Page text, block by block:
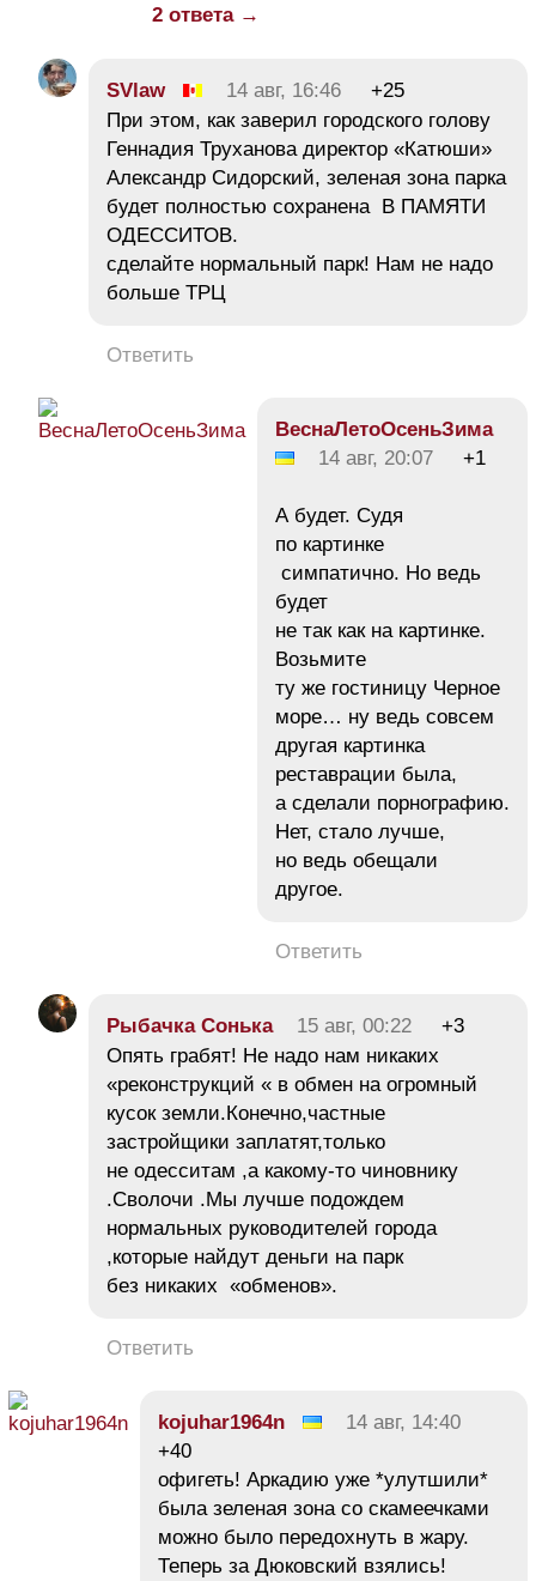
2 ответа →
SVlaw 14 авг, 16:46
+25
При этом, как заверил городского голову
Геннадия Труханова директор «Катюши»
Александр Сидорский, зеленая зона парка
будет полностью сохранена В ПАМЯТИ
ОДЕССИТОВ.
сделайте нормальный парк! Нам не надо
больше ТРЦ
Ответить
ВеснаЛетоОсеньЗима
14 авг, 20:07
+1
А будет. Судя
по картинке
симпатично. Но ведь
будет
не так как на картинке.
Возьмите
ту же гостиницу Черное
море… ну ведь совсем
другая картинка
реставрации была,
а сделали порнографию.
Нет, стало лучше,
но ведь обещали
другое.
Ответить
Рыбачка Сонька 15 авг, 00:22
+3
Опять грабят! Не надо нам никаких
«реконструкций « в обмен на огромный
кусок земли.Конечно,частные
застройщики заплатят,только
не одесситам ,а какому-то чиновнику
.Сволочи .Мы лучше подождем
нормальных руководителей города
,которые найдут деньги на парк
без никаких «обменов».
Ответить
kojuhar1964n
14 авг, 14:40
+40
офигеть! Аркадию уже *улутшили*
была зеленая зона со скамеечками
можно было передохнуть в жару.
Теперь за Дюковский взялись!